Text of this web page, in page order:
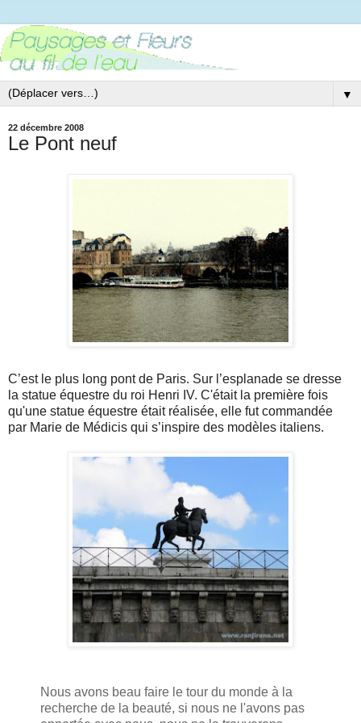
▼
22 décembre 2008
Le Pont neuf
C’est le plus long pont de Paris. Sur l’esplanade se dresse
la statue équestre du roi Henri IV. C'était la première fois
qu'une statue équestre était réalisée, elle fut commandée
par Marie de Médicis qui s’inspire des modèles italiens.
Nous avons beau faire le tour du monde à la
recherche de la beauté, si nous ne l'avons pas